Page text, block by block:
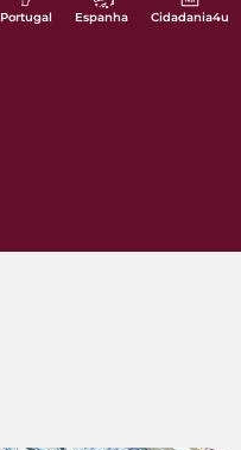
Portugal Espanha Cidadania4u